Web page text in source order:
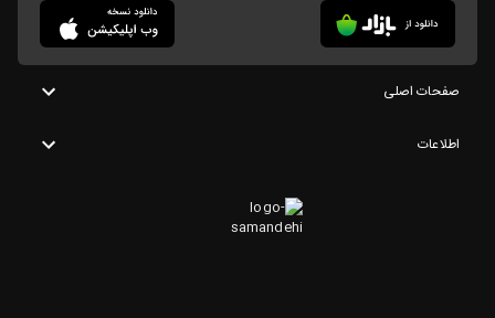
صفحات اصلی
اطلاعات